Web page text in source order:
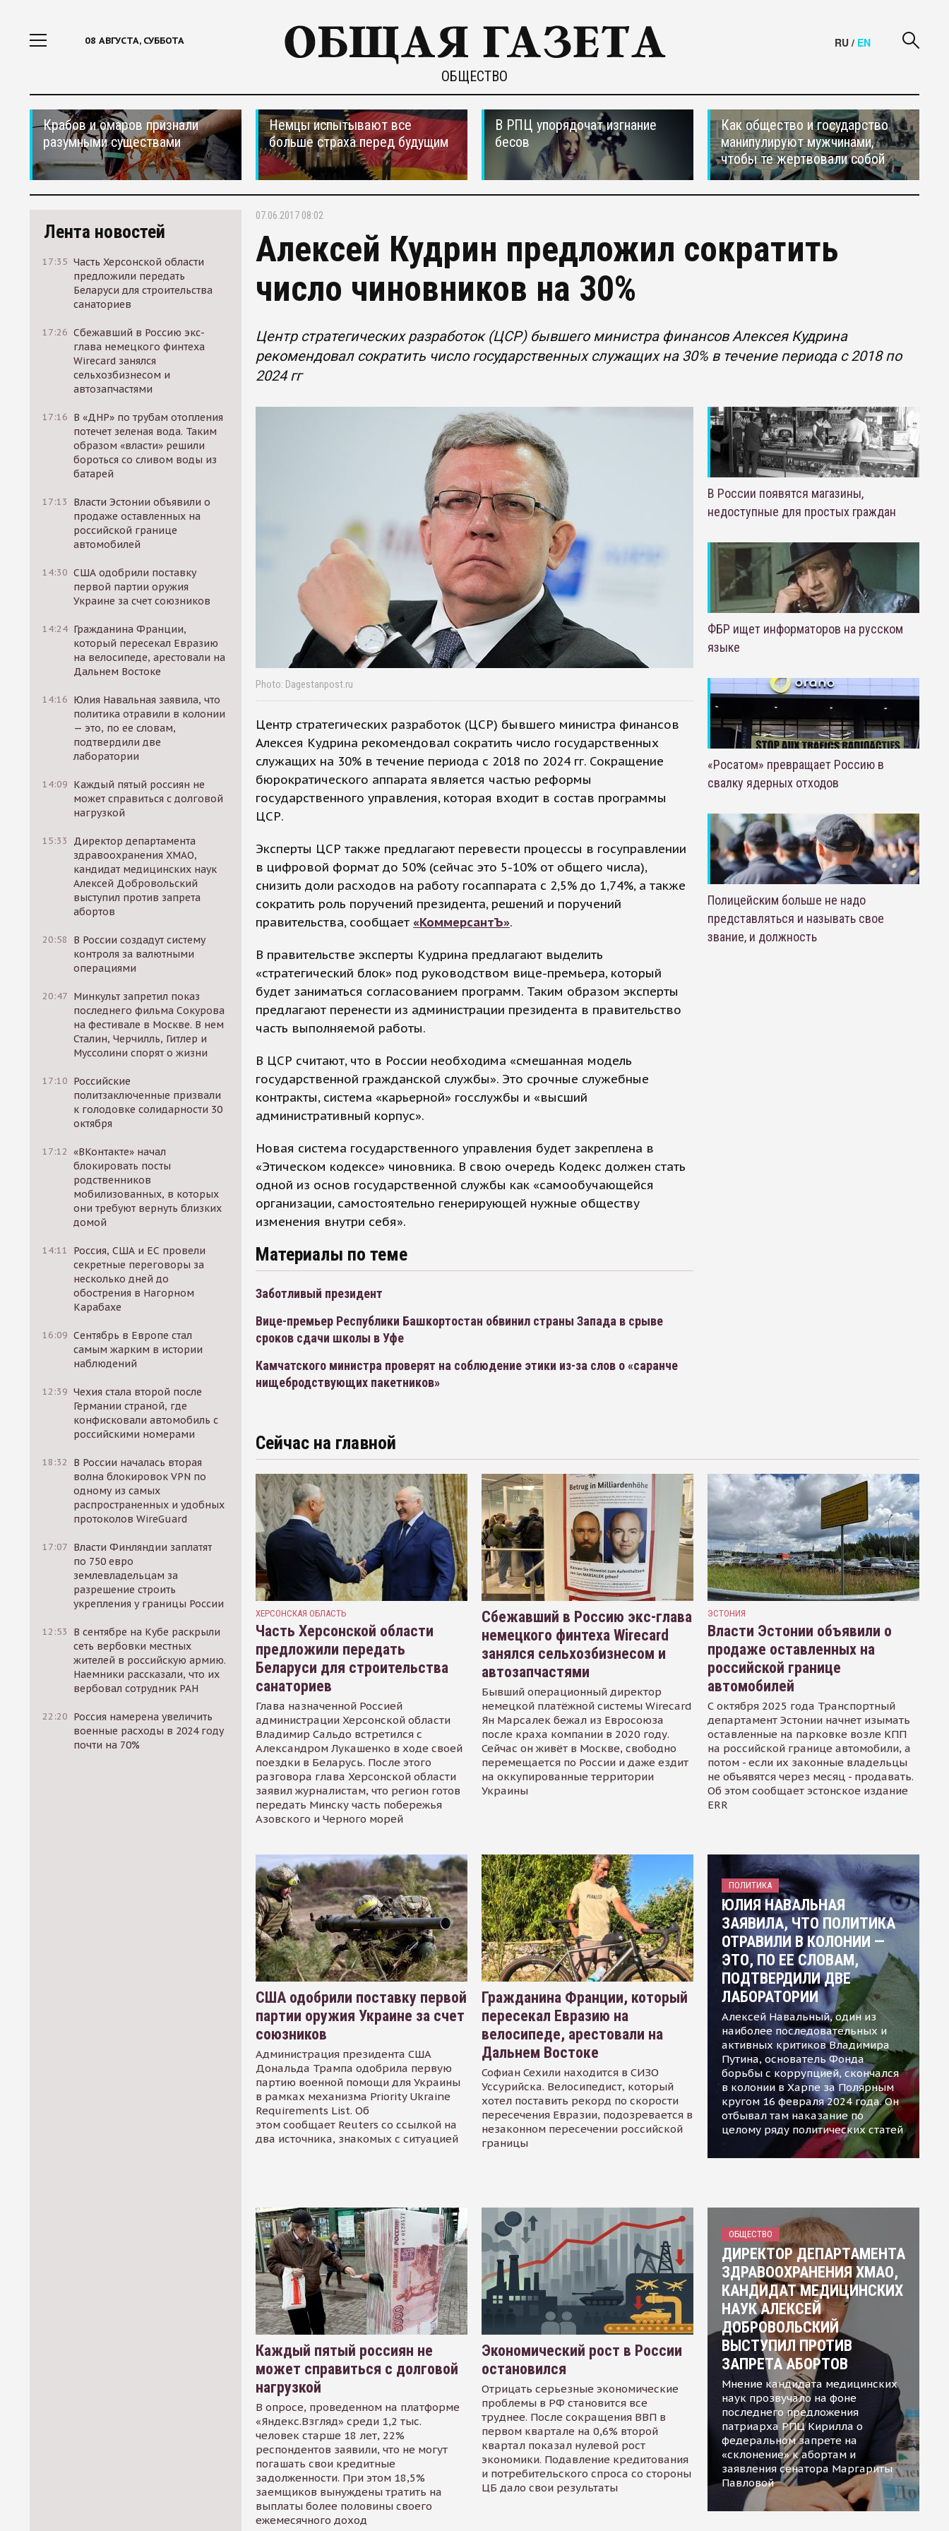
08 АВГУСТА, СУББОТА
ОБЩЕСТВО
RU / EN
Крабов и омаров признали
разумными существами
Немцы испытывают все
больше страха перед будущим
В РПЦ упорядочат изгнание
бесов
Как общество и государство
манипулируют мужчинами,
чтобы те жертвовали собой
Лента новостей
17:35 Часть Херсонской области
предложили передать
Беларуси для строительства
санаториев
17:26 Сбежавший в Россию экс-
глава немецкого финтеха
Wirecard занялся
сельхозбизнесом и
автозапчастями
17:16 В «ДНР» по трубам отопления
потечет зеленая вода. Таким
образом «власти» решили
бороться со сливом воды из
батарей
17:13
Власти Эстонии объявили о
продаже оставленных на
российской границе
автомобилей
14:30 США одобрили поставку
первой партии оружия
Украине за счет союзников
14:24 Гражданина Франции,
который пересекал Евразию
на велосипеде, арестовали на
Дальнем Востоке
14:16 Юлия Навальная заявила, что
политика отравили в колонии
— это, по ее словам,
подтвердили две
лаборатории
14:09 Каждый пятый россиян не
может справиться с долговой
нагрузкой
15:33
Директор департамента
здравоохранения ХМАО,
кандидат медицинских наук
Алексей Добровольский
выступил против запрета
абортов
20:58
В России создадут систему
контроля за валютными
операциями
20:47 Минкульт запретил показ
последнего фильма Сокурова
на фестивале в Москве. В нем
Сталин, Черчилль, Гитлер и
Муссолини спорят о жизни
17:10 Российские
политзаключенные призвали
к голодовке солидарности 30
октября
17:12 «ВКонтакте» начал
блокировать посты
родственников
мобилизованных, в которых
они требуют вернуть близких
домой
14:11
Россия, США и ЕС провели
секретные переговоры за
несколько дней до
обострения в Нагорном
Карабахе
16:09 Сентябрь в Европе стал
самым жарким в истории
наблюдений
12:39 Чехия стала второй после
Германии страной, где
конфисковали автомобиль с
российскими номерами
18:32
В России началась вторая
волна блокировок VPN по
одному из самых
распространенных и удобных
протоколов WireGuard
17:07 Власти Финляндии заплатят
по 750 евро
землевладельцам за
разрешение строить
укрепления у границы России
12:53
В сентябре на Кубе раскрыли
сеть вербовки местных
жителей в российскую армию.
Наемники рассказали, что их
вербовал сотрудник РАН
22:20 Россия намерена увеличить
военные расходы в 2024 году
почти на 70%
07.06.2017 08:02
Алексей Кудрин предложил сократить
число чиновников на 30%
Центр стратегических разработок (ЦСР) бывшего министра финансов Алексея Кудрина
рекомендовал сократить число государственных служащих на 30% в течение периода с 2018 по
2024 гг
Photo: Dagestanpost.ru
Центр стратегических разработок (ЦСР) бывшего министра финансов
Алексея Кудрина рекомендовал сократить число государственных
служащих на 30% в течение периода с 2018 по 2024 гг. Сокращение
бюрократического аппарата является частью реформы
государственного управления, которая входит в состав программы
ЦСР. ​
Эксперты ЦСР также предлагают перевести процессы в госуправлении
в цифровой формат до 50% (сейчас это 5-10% от общего числа),
снизить доли расходов на работу госаппарата с 2,5% до 1,74%, а также
сократить роль поручений президента, решений и поручений
правительства, сообщает «КоммерсантЪ».
В правительстве эксперты Кудрина предлагают выделить
«стратегический блок» под руководством вице-премьера, который
будет заниматься согласованием программ. Таким образом эксперты
предлагают перенести из администрации президента в правительство
часть выполняемой работы. ​
В ЦСР считают, что в России необходима «смешанная модель
государственной гражданской службы». Это срочные служебные
контракты, система «карьерной» госслужбы и «высший
административный корпус».
Новая система государственного управления будет закреплена в
«Этическом кодексе» чиновника. В свою очередь Кодекс должен стать
одной из основ государственной службы как «самообучающейся
организации, самостоятельно генерирующей нужные обществу
изменения внутри себя».
Материалы по теме
Заботливый президент
Вице-премьер Республики Башкортостан обвинил страны Запада в срыве
сроков сдачи школы в Уфе
Камчатского министра проверят на соблюдение этики из-за слов о «саранче
нищебродствующих пакетников»
В России появятся магазины,
недоступные для простых граждан
ФБР ищет информаторов на русском
языке
«Росатом» превращает Россию в
свалку ядерных отходов
Полицейским больше не надо
представляться и называть свое
звание, и должность
Сейчас на главной
ХЕРСОНСКАЯ ОБЛАСТЬ
Часть Херсонской области
предложили передать
Беларуси для строительства
санаториев
Глава назначенной Россией
администрации Херсонской области
Владимир Сальдо встретился с
Александром Лукашенко в ходе своей
поездки в Беларусь. После этого
разговора глава Херсонской области
заявил журналистам, что регион готов
передать Минску часть побережья
Азовского и Черного морей
Сбежавший в Россию экс-глава
немецкого финтеха Wirecard
занялся сельхозбизнесом и
автозапчастями
Бывший операционный директор
немецкой платёжной системы Wirecard
Ян Марсалек бежал из Евросоюза
после краха компании в 2020 году.
Сейчас он живёт в Москве, свободно
перемещается по России и даже ездит
на оккупированные территории
Украины
ЭСТОНИЯ
Власти Эстонии объявили о
продаже оставленных на
российской границе
автомобилей
С октября 2025 года Транспортный
департамент Эстонии начнет изымать
оставленные на парковке возле КПП
на российской границе автомобили, а
потом - если их законные владельцы
не объявятся через месяц - продавать.
Об этом сообщает эстонское издание
ERR
США одобрили поставку первой
партии оружия Украине за счет
союзников
Администрация президента США
Дональда Трампа одобрила первую
партию военной помощи для Украины
в рамках механизма Priority Ukraine
Requirements List. Об
этом сообщает Reuters со ссылкой на
два источника, знакомых с ситуацией
Гражданина Франции, который
пересекал Евразию на
велосипеде, арестовали на
Дальнем Востоке
Софиан Сехили находится в СИЗО
Уссурийска. Велосипедист, который
хотел поставить рекорд по скорости
пересечения Евразии, подозревается в
незаконном пересечении российской
границы
ПОЛИТИКА
ЮЛИЯ НАВАЛЬНАЯ
ЗАЯВИЛА, ЧТО ПОЛИТИКА
ОТРАВИЛИ В КОЛОНИИ —
ЭТО, ПО ЕЕ СЛОВАМ,
ПОДТВЕРДИЛИ ДВЕ
ЛАБОРАТОРИИ
Алексей Навальный, один из
наиболее последовательных и
активных критиков Владимира
Путина, основатель Фонда
борьбы с коррупцией, скончался
в колонии в Харпе за Полярным
кругом 16 февраля 2024 года. Он
отбывал там наказание по
целому ряду политических статей
Каждый пятый россиян не
может справиться с долговой
нагрузкой
В опросе, проведенном на платформе
«Яндекс.Взгляд» среди 1,2 тыс.
человек старше 18 лет, 22%
респондентов заявили, что не могут
погашать свои кредитные
задолженности. При этом 18,5%
заемщиков вынуждены тратить на
выплаты более половины своего
ежемесячного доход
Экономический рост в России
остановился
Отрицать серьезные экономические
проблемы в РФ становится все
труднее. После сокращения ВВП в
первом квартале на 0,6% второй
квартал показал нулевой рост
экономики. Подавление кредитования
и потребительского спроса со стороны
ЦБ дало свои результаты
ОБЩЕСТВО
ДИРЕКТОР ДЕПАРТАМЕНТА
ЗДРАВООХРАНЕНИЯ ХМАО,
КАНДИДАТ МЕДИЦИНСКИХ
НАУК АЛЕКСЕЙ
ДОБРОВОЛЬСКИЙ
ВЫСТУПИЛ ПРОТИВ
ЗАПРЕТА АБОРТОВ
Мнение кандидата медицинских
наук прозвучало на фоне
последнего предложения
патриарха РПЦ Кирилла о
федеральном запрете на
«склонение» к абортам и
заявления сенатора Маргариты
Павловой